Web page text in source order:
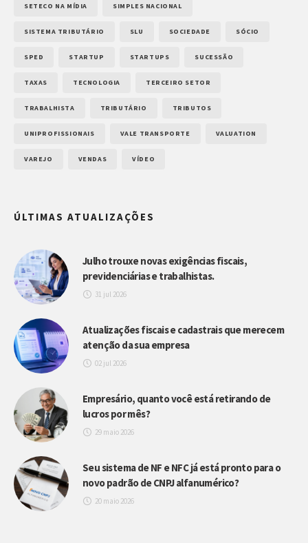
SETECO NA MÍDIA SIMPLES NACIONAL
SISTEMA TRIBUTÁRIO SLU SOCIEDADE SÓCIO
SPED STARTUP STARTUPS SUCESSÃO
TAXAS TECNOLOGIA TERCEIRO SETOR
TRABALHISTA TRIBUTÁRIO TRIBUTOS
UNIPROFISSIONAIS VALE TRANSPORTE VALUATION
VAREJO VENDAS VÍDEO
ÚLTIMAS ATUALIZAÇÕES
Julho trouxe novas exigências fiscais,
previdenciárias e trabalhistas.
31 jul 2026
Atualizações fiscais e cadastrais que merecem
atenção da sua empresa
02 jul 2026
Empresário, quanto você está retirando de
lucros por mês?
29 maio 2026
Seu sistema de NF e NFC já está pronto para o
novo padrão de CNPJ alfanumérico?
20 maio 2026